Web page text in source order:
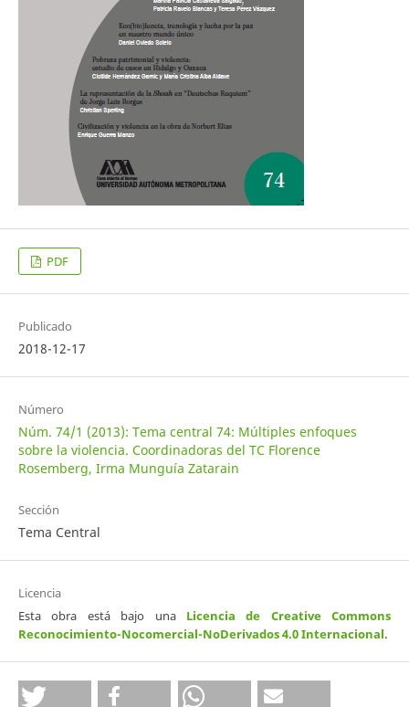
PDF
Publicado
2018-12-17
Número
Núm. 74/1 (2013): Tema central 74: Múltiples enfoques
sobre la violencia. Coordinadoras del TC Florence
Rosemberg, Irma Munguía Zatarain
Sección
Tema Central
Licencia
Esta obra está bajo una Licencia de Creative Commons
Reconocimiento-Nocomercial-NoDerivados 4.0 Internacional.